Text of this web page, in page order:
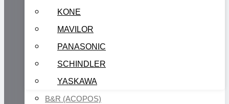
KONE
MAVILOR
PANASONIC
SCHINDLER
YASKAWA
B&R (ACOPOS)